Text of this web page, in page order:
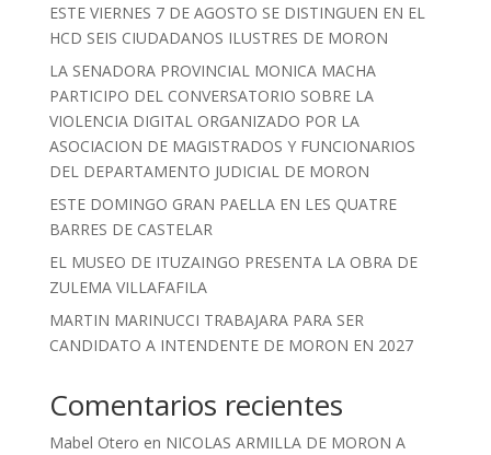
ESTE VIERNES 7 DE AGOSTO SE DISTINGUEN EN EL
HCD SEIS CIUDADANOS ILUSTRES DE MORON
LA SENADORA PROVINCIAL MONICA MACHA
PARTICIPO DEL CONVERSATORIO SOBRE LA
VIOLENCIA DIGITAL ORGANIZADO POR LA
ASOCIACION DE MAGISTRADOS Y FUNCIONARIOS
DEL DEPARTAMENTO JUDICIAL DE MORON
ESTE DOMINGO GRAN PAELLA EN LES QUATRE
BARRES DE CASTELAR
EL MUSEO DE ITUZAINGO PRESENTA LA OBRA DE
ZULEMA VILLAFAFILA
MARTIN MARINUCCI TRABAJARA PARA SER
CANDIDATO A INTENDENTE DE MORON EN 2027
Comentarios recientes
Mabel Otero en NICOLAS ARMILLA DE MORON A